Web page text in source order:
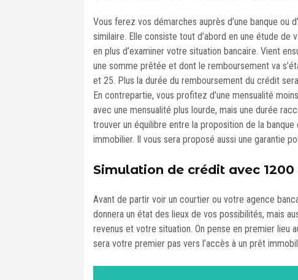
Vous ferez vos démarches auprès d’une banque ou
similaire. Elle consiste tout d’abord en une étude de
en plus d’examiner votre situation bancaire. Vient
une somme prêtée et dont le remboursement va
et 25. Plus la durée du remboursement du crédit
En contrepartie, vous profitez d’une mensualité
avec une mensualité plus lourde, mais une durée
trouver un équilibre entre la proposition de la
immobilier. Il vous sera proposé aussi une garantie
Simulation de crédit avec
Avant de partir voir un courtier ou votre agence
donnera un état des lieux de vos possibilités, mais
revenus et votre situation. On pense en premier lieu
sera votre premier pas vers l’accès à un prêt